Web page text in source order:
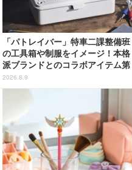
「パトレイバー」特車二課整備班
の工具箱や制服をイメージ！本格
派ブランドとのコラボアイテム第
1弾が登場
2026.8.9